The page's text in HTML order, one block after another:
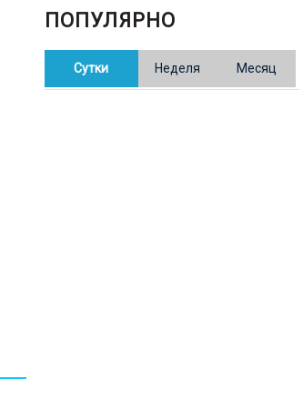
В Казахстане готовят новую
редакцию Конституции: меняется
ПОПУЛЯРНО
Сутки Неделя Месяц